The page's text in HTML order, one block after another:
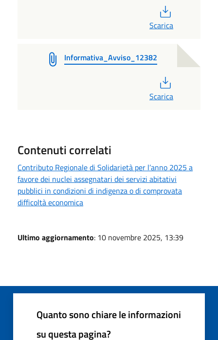
Scarica
Informativa_Avviso_12382
Scarica
Contenuti correlati
Contributo Regionale di Solidarietà per l’anno 2025 a
favore dei nuclei assegnatari dei servizi abitativi
pubblici in condizioni di indigenza o di comprovata
difficoltà economica
Ultimo aggiornamento: 10 novembre 2025, 13:39
Quanto sono chiare le informazioni
su questa pagina?